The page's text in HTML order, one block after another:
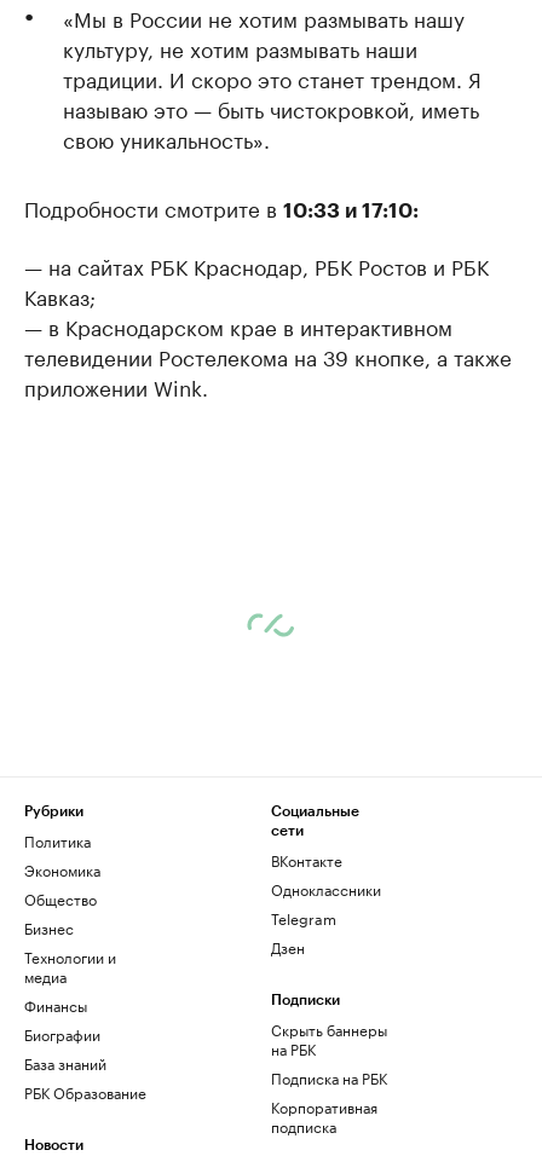
«Мы в России не хотим размывать нашу
культуру, не хотим размывать наши
традиции. И скоро это станет трендом. Я
называю это — быть чистокровкой, иметь
свою уникальность».
Подробности смотрите в 10:33 и 17:10:
— на сайтах РБК Краснодар, РБК Ростов и РБК
Кавказ;
— в Краснодарском крае в интерактивном
телевидении Ростелекома на 39 кнопке, а также
приложении Wink.
Рубрики
Политика
Экономика
Общество
Бизнес
Технологии и
медиа
Финансы
Биографии
База знаний
РБК Образование
Новости
Социальные
сети
ВКонтакте
Одноклассники
Telegram
Дзен
Подписки
Скрыть баннеры
на РБК
Подписка на РБК
Корпоративная
подписка